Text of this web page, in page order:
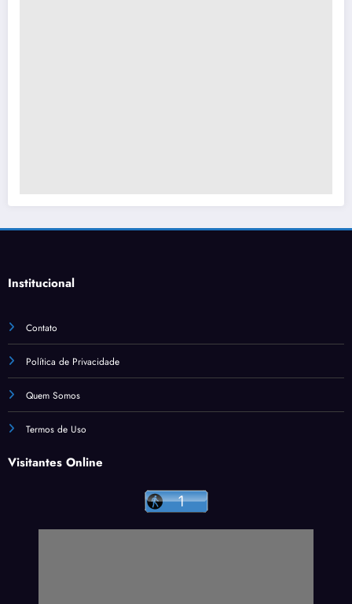
Institucional
Contato
Política de Privacidade
Quem Somos
Termos de Uso
Visitantes Online